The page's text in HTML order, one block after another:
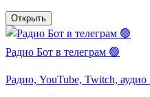
Открыть
Радио Бот в телеграм 🟢
Радио, YouTube, Twitch,